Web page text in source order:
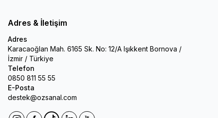
Adres & İletişim
Adres
Karacaoğlan Mah. 6165 Sk. No: 12/A Işıkkent Bornova /
İzmir / Türkiye
Telefon
0850 811 55 55
E-Posta
destek@ozsanal.com